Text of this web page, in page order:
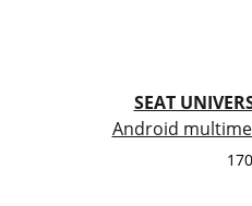
SEAT
Android